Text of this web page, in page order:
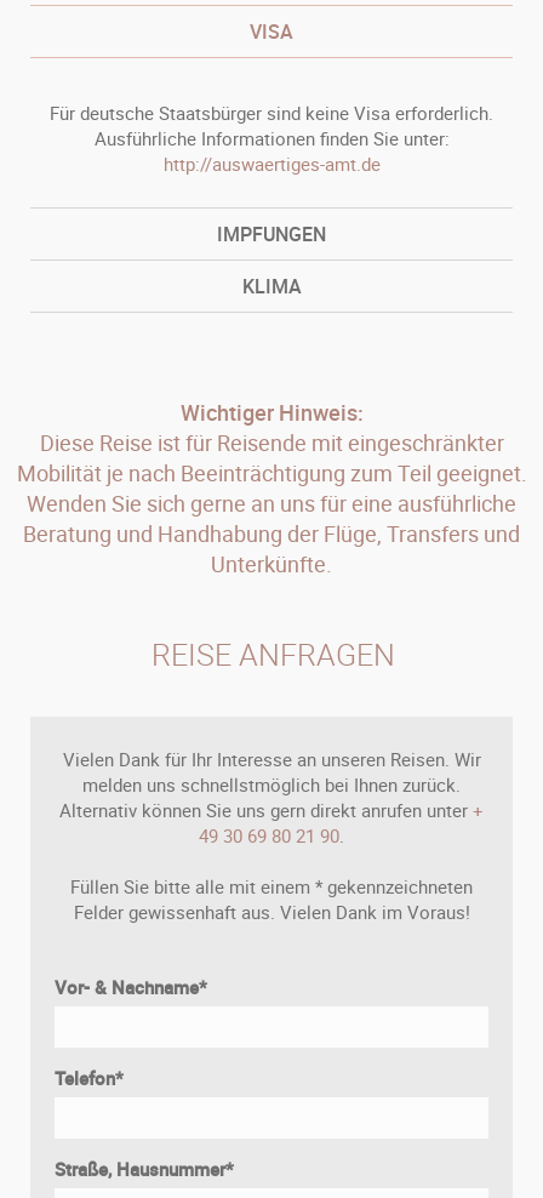
VISA
Für deutsche Staatsbürger sind keine Visa erforderlich.
Ausführliche Informationen finden Sie unter:
http://auswaertiges-amt.de
IMPFUNGEN
KLIMA
Wichtiger Hinweis:
Diese Reise ist für Reisende mit eingeschränkter
Mobilität je nach Beeinträchtigung zum Teil geeignet.
Wenden Sie sich gerne an uns für eine ausführliche
Beratung und Handhabung der Flüge, Transfers und
Unterkünfte.
REISE ANFRAGEN
Vielen Dank für Ihr Interesse an unseren Reisen. Wir
melden uns schnellstmöglich bei Ihnen zurück.
Alternativ können Sie uns gern direkt anrufen unter +
49 30 69 80 21 90.
Füllen Sie bitte alle mit einem * gekennzeichneten
Felder gewissenhaft aus. Vielen Dank im Voraus!
Vor- & Nachname*
Telefon*
Straße, Hausnummer*